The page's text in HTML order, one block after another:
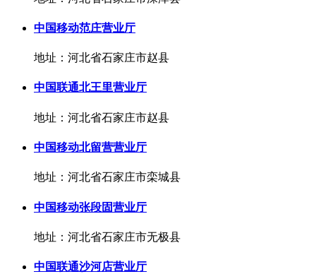
中国移动范庄营业厅
地址：河北省石家庄市赵县
中国联通北王里营业厅
地址：河北省石家庄市赵县
中国移动北留营营业厅
地址：河北省石家庄市栾城县
中国移动张段固营业厅
地址：河北省石家庄市无极县
中国联通沙河店营业厅